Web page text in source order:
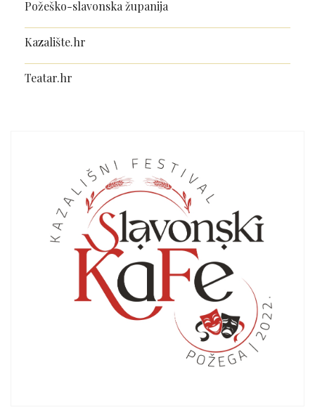
Požeško-slavonska županija
Kazalište.hr
Teatar.hr